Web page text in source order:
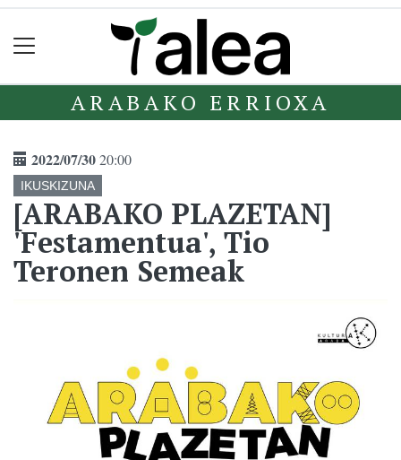
ARABAKO ERRIOXA
2022/07/3020:00
IKUSKIZUNA
[ARABAKO PLAZETAN]
'Festamentua', Tio
Teronen Semeak